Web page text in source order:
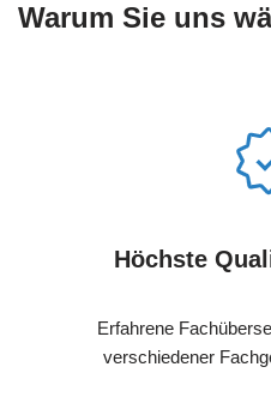
Warum Sie uns
Höchste
Erfahrene
verschiedener